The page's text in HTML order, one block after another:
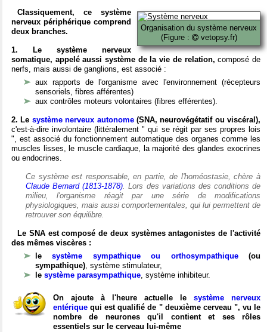
Organisation du système nerveux
(Figure :
vetopsy.fr)
Classiquement, ce système
nerveux périphérique comprend
deux branches.
1. Le système nerveux
somatique, appelé aussi système de la vie de relation, composé de
nerfs, mais aussi de ganglions, est associé :
aux rapports de l'organisme avec l'environnement (récepteurs
sensoriels, fibres afférentes)
aux contrôles moteurs volontaires (fibres efférentes).
2. Le système nerveux autonome(SNA, neurovégétatif ou viscéral),
c'est-à-dire involontaire (littéralement " qui se régit par ses propres lois
", est associé du fonctionnement automatique des organes comme les
muscles lisses, le muscle cardiaque, la majorité des glandes exocrines
ou endocrines.
Ce système est responsable, en partie, de l'homéostasie, chère à
Claude Bernard (1813-1878). Lors des variations des conditions de
milieu, l'organisme réagit par une série de modifications
physiologiques, mais aussi comportementales, qui lui permettent de
retrouver son équilibre.
Le SNA est composé de deux systèmes antagonistes de l'activité
des mêmes viscères :
lesystème sympathique ou orthosympathique(ou
sympathique), système stimulateur,
le système parasympathique, système inhibiteur.
On ajoute à l'heure actuelle le système nerveux
entérique qui est qualifié de " deuxième cerveau ", vu le
nombre de neurones qu'il contient et ses rôles
essentiels sur le cerveau lui-même